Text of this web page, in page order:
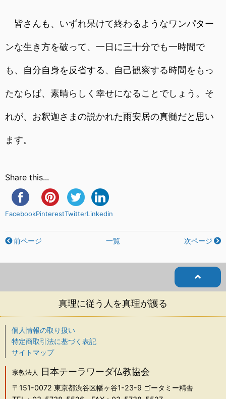
皆さんも、いずれ呆けて終わるようなワンパター
ンな生き方を破って、一日に三十分でも一時間で
も、自分自身を反省する、自己観察する時間をもっ
たならば、素晴らしく幸せになることでしょう。そ
れが、お釈迦さまの説かれた雨安居の真髄だと思い
ます。
Share this...
FacebookPinterestTwitterLinkedin
前ページ 一覧 次ページ
真理に従う人を真理が護る
個人情報の取り扱い
特定商取引法に基づく表記
サイトマップ
宗教法人 日本テーラワーダ仏教協会
〒151-0072 東京都渋谷区幡ヶ谷1-23-9 ゴータミー精舎